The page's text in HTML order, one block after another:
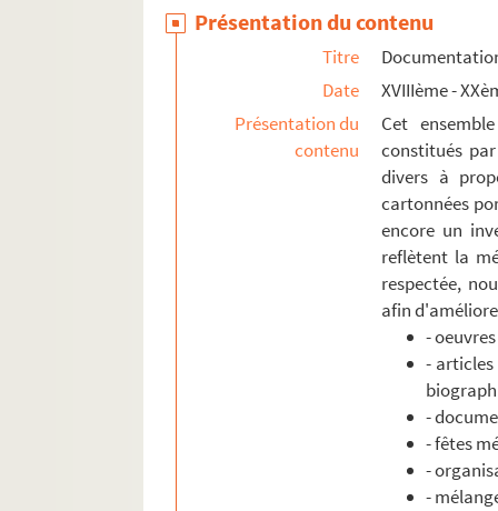
Présentation du contenu
Titre
Date
XVIIIème -
Présentation du
contenu
Cet
constitués
divers à
cartonnées
encore un
reflètent la
respectée,
afin
-
-
-
- fêtes
-
-